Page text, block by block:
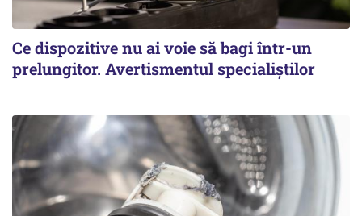
Ce dispozitive nu ai voie să bagi într-un
prelungitor. Avertismentul specialiștilor